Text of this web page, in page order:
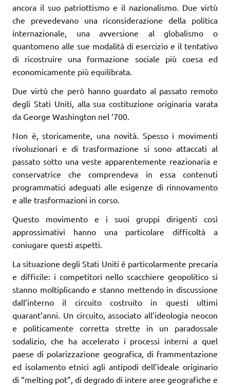
ancora il suo patriottismo e il nazionalismo. Due virtù
che prevedevano una riconsiderazione della politica
internazionale, una avversione al globalismo o
quantomeno alle sue modalità di esercizio e il tentativo
di ricostruire una formazione sociale più coesa ed
economicamente più equilibrata.
Due virtù che però hanno guardato al passato remoto
degli Stati Uniti, alla sua costituzione originaria varata
da George Washington nel ‘700.
Non è, storicamente, una novità. Spesso i movimenti
rivoluzionari e di trasformazione si sono attaccati al
passato sotto una veste apparentemente reazionaria e
conservatrice che comprendeva in essa contenuti
programmatici adeguati alle esigenze di rinnovamento
e alle trasformazioni in corso.
Questo movimento e i suoi gruppi dirigenti così
approssimativi hanno una particolare difficoltà a
coniugare questi aspetti.
La situazione degli Stati Uniti è particolarmente precaria
e difficile: i competitori nello scacchiere geopolitico si
stanno moltiplicando e stanno mettendo in discussione
dall’interno il circuito costruito in questi ultimi
quarant’anni. Un circuito, associato all’ideologia neocon
e politicamente corretta strette in un paradossale
sodalizio, che ha accelerato i processi interni a quel
paese di polarizzazione geografica, di frammentazione
ed isolamento etnici agli antipodi dell’ideale originario
di “melting pot”, di degrado di intere aree geografiche e